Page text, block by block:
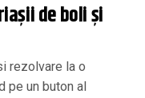
de boli şi
rezolvare la o
pe un buton al